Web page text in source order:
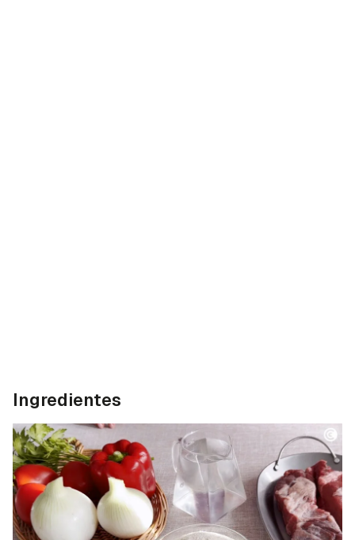
Ingredientes